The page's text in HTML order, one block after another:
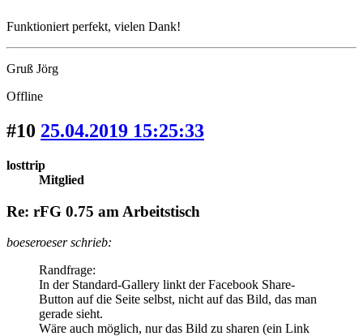
Funktioniert perfekt, vielen Dank!
Gruß Jörg
Offline
#10 25.04.2019 15:25:33
losttrip
Mitglied
Re: rFG 0.75 am Arbeitstisch
boeseroeser schrieb:
Randfrage:
In der Standard-Gallery linkt der Facebook Share-
Button auf die Seite selbst, nicht auf das Bild, das man
gerade sieht.
Wäre auch möglich, nur das Bild zu sharen (ein Link